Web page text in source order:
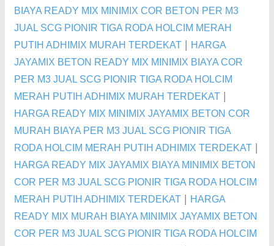
BIAYA READY MIX MINIMIX COR BETON PER M3
JUAL SCG PIONIR TIGA RODA HOLCIM MERAH
PUTIH ADHIMIX MURAH TERDEKAT
HARGA
JAYAMIX BETON READY MIX MINIMIX BIAYA COR
PER M3 JUAL SCG PIONIR TIGA RODA HOLCIM
MERAH PUTIH ADHIMIX MURAH TERDEKAT
HARGA READY MIX MINIMIX JAYAMIX BETON COR
MURAH BIAYA PER M3 JUAL SCG PIONIR TIGA
RODA HOLCIM MERAH PUTIH ADHIMIX TERDEKAT
HARGA READY MIX JAYAMIX BIAYA MINIMIX BETON
COR PER M3 JUAL SCG PIONIR TIGA RODA HOLCIM
MERAH PUTIH ADHIMIX TERDEKAT
HARGA
READY MIX MURAH BIAYA MINIMIX JAYAMIX BETON
COR PER M3 JUAL SCG PIONIR TIGA RODA HOLCIM